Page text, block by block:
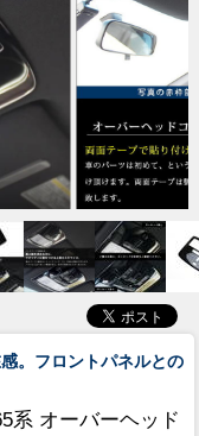
。フロントパネルとの
系 オーバーヘッド